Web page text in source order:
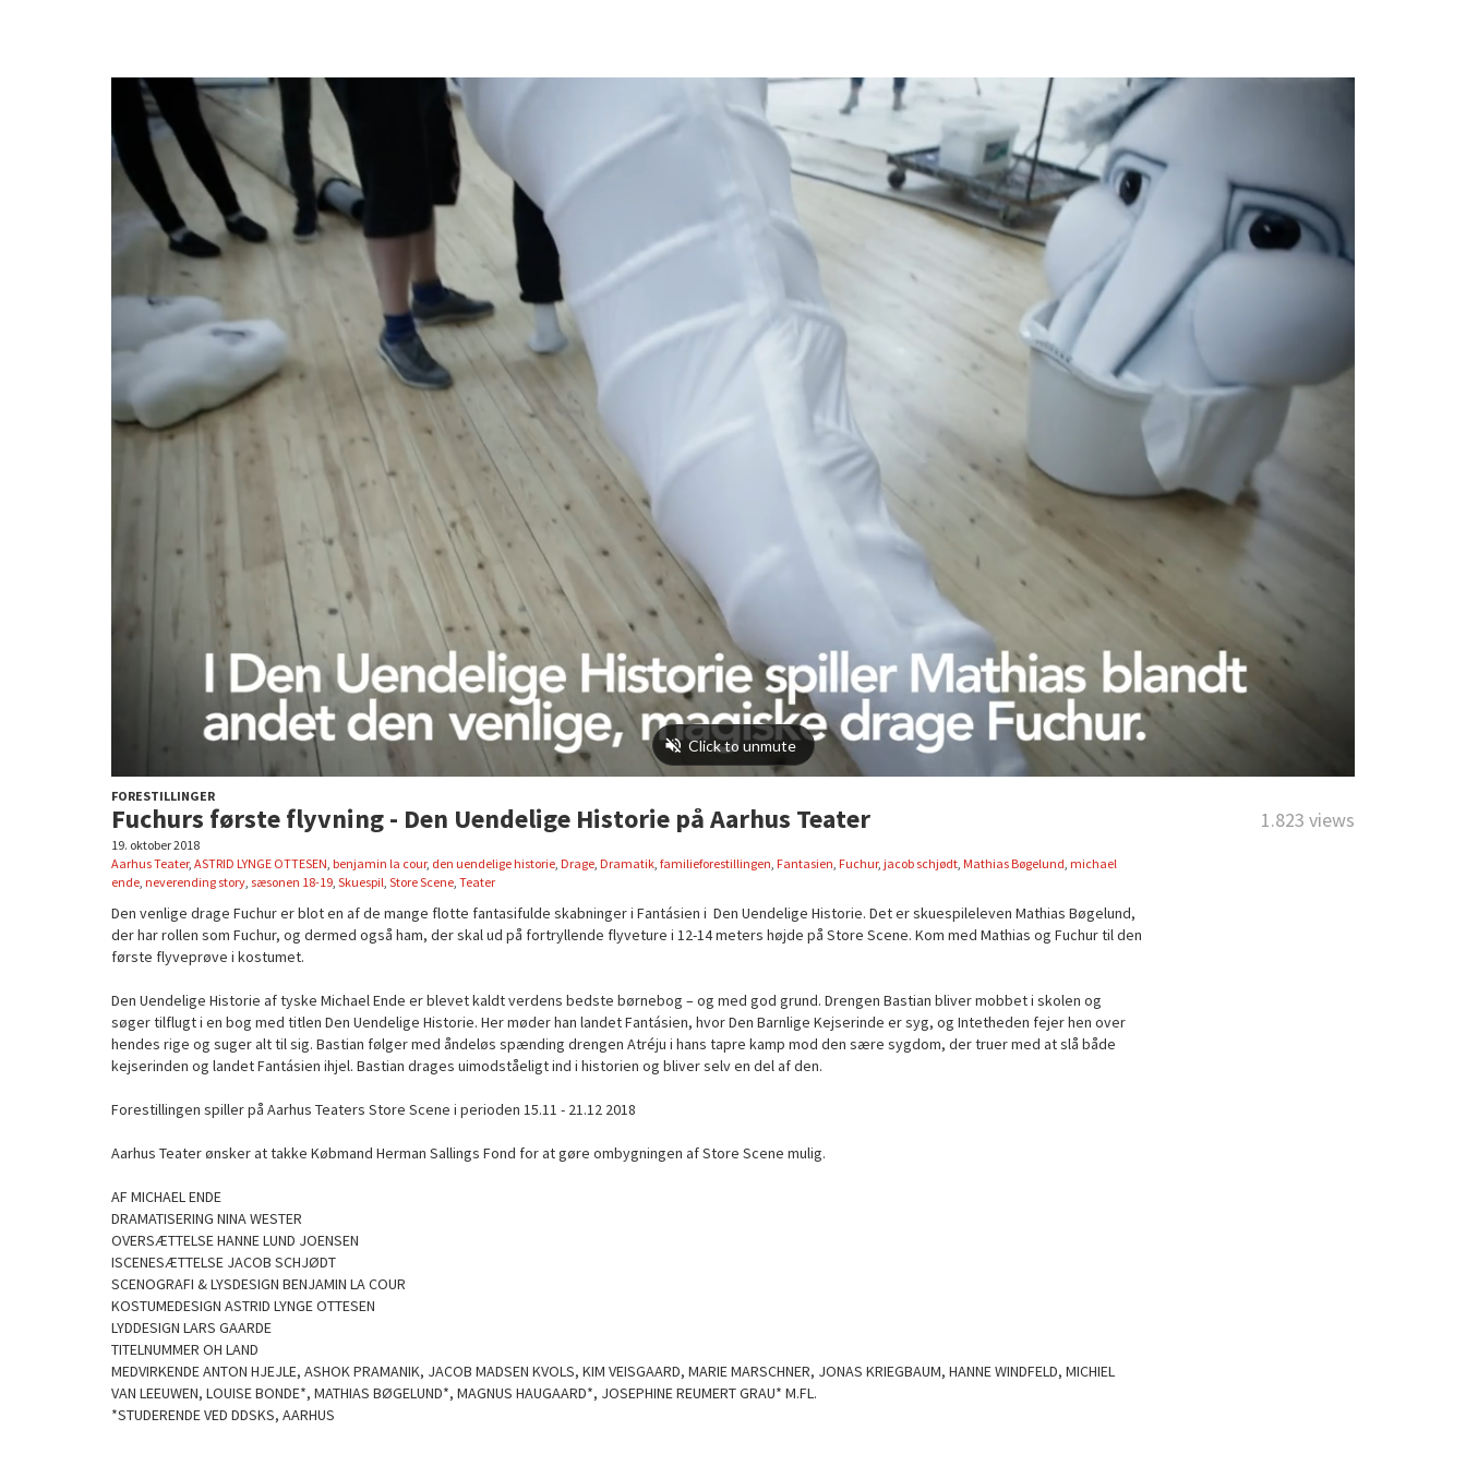
FORESTILLINGER
Fuchurs første flyvning - Den Uendelige Historie på Aarhus Teater 1.823 views
19. oktober 2018
Aarhus Teater, ASTRID LYNGE OTTESEN, benjamin la cour, den uendelige historie, Drage, Dramatik, familieforestillingen, Fantasien, Fuchur, jacob schjødt, Mathias Bøgelund, michael
ende, neverending story, sæsonen 18-19, Skuespil, Store Scene, Teater
Den venlige drage Fuchur er blot en af de mange flotte fantasifulde skabninger i Fantásien i Den Uendelige Historie. Det er skuespileleven Mathias Bøgelund,
der har rollen som Fuchur, og dermed også ham, der skal ud på fortryllende flyveture i 12-14 meters højde på Store Scene. Kom med Mathias og Fuchur til den
første flyveprøve i kostumet.
Den Uendelige Historie af tyske Michael Ende er blevet kaldt verdens bedste børnebog – og med god grund. Drengen Bastian bliver mobbet i skolen og
søger tilflugt i en bog med titlen Den Uendelige Historie. Her møder han landet Fantásien, hvor Den Barnlige Kejserinde er syg, og Intetheden fejer hen over
hendes rige og suger alt til sig. Bastian følger med åndeløs spænding drengen Atréju i hans tapre kamp mod den sære sygdom, der truer med at slå både
kejserinden og landet Fantásien ihjel. Bastian drages uimodståeligt ind i historien og bliver selv en del af den.
Forestillingen spiller på Aarhus Teaters Store Scene i perioden 15.11 - 21.12 2018
Aarhus Teater ønsker at takke Købmand Herman Sallings Fond for at gøre ombygningen af Store Scene mulig.
AF MICHAEL ENDE
DRAMATISERING NINA WESTER
OVERSÆTTELSE HANNE LUND JOENSEN
ISCENESÆTTELSE JACOB SCHJØDT
SCENOGRAFI & LYSDESIGN BENJAMIN LA COUR
KOSTUMEDESIGN ASTRID LYNGE OTTESEN
LYDDESIGN LARS GAARDE
TITELNUMMER OH LAND
MEDVIRKENDE ANTON HJEJLE, ASHOK PRAMANIK, JACOB MADSEN KVOLS, KIM VEISGAARD, MARIE MARSCHNER, JONAS KRIEGBAUM, HANNE WINDFELD, MICHIEL
VAN LEEUWEN, LOUISE BONDE*, MATHIAS BØGELUND*, MAGNUS HAUGAARD*, JOSEPHINE REUMERT GRAU* M.FL.
*STUDERENDE VED DDSKS, AARHUS